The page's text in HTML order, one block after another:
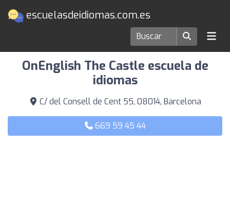
escuelasdeidiomas.com.es
Escuelas de idiomas en Barcelona
OnEnglish The Castle escuela de
idiomas
C/ del Consell de Cent 55, 08014, Barcelona
669 59 45 44